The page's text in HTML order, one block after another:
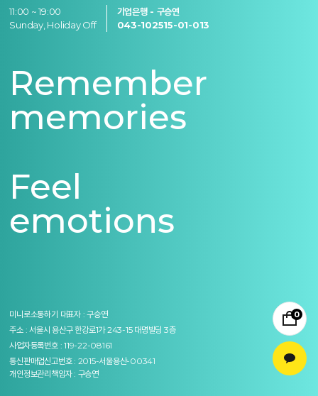
0
11:00 ~ 19:00
Sunday, Holiday Off
기업은행 - 구승연
043-102515-01-013
Remember
memories
Feel
emotions
미니로소통하기 대표자 : 구승연
주소 : 서울시 용산구 한강로1가 243-15 대명빌딩 3층
사업자등록번호 : 119-22-08161
통신판매업신고번호 : 2015-서울용산-00341
개인정보관리책임자 : 구승연